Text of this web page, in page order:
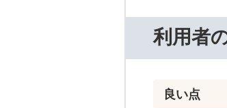
利用者
良い点